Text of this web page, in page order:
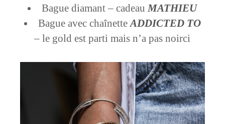
Bague diamant – cadeauMATHIEU
Bague avec chaînetteADDICTED TO
– le gold est parti mais n’a pas noirci